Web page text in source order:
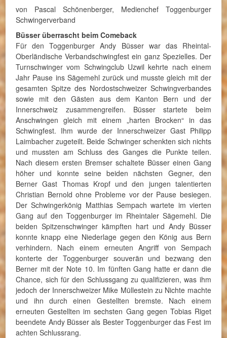
von Pascal Schönenberger, Medienchef Toggenburger
Schwingerverband
Büsser überrascht beim Comeback
Für den Toggenburger Andy Büsser war das Rheintal-
Oberländische Verbandschwingfest ein ganz Spezielles. Der
Turnschwinger vom Schwingclub Uzwil kehrte nach einem
Jahr Pause ins Sägemehl zurück und musste gleich mit der
gesamten Spitze des Nordostschweizer Schwingverbandes
sowie mit den Gästen aus dem Kanton Bern und der
Innerschweiz zusammengreifen. Büsser startete beim
Anschwingen gleich mit einem „harten Brocken“ in das
Schwingfest. Ihm wurde der Innerschweizer Gast Philipp
Laimbacher zugeteilt. Beide Schwinger schenkten sich nichts
und mussten am Schluss des Ganges die Punkte teilen.
Nach diesem ersten Bremser schaltete Büsser einen Gang
höher und konnte seine beiden nächsten Gegner, den
Berner Gast Thomas Kropf und den jungen talentierten
Christian Bernold ohne Probleme vor der Pause besiegen.
Der Schwingerkönig Matthias Sempach wartete im vierten
Gang auf den Toggenburger im Rheintaler Sägemehl. Die
beiden Spitzenschwinger kämpften hart und Andy Büsser
konnte knapp eine Niederlage gegen den König aus Bern
verhindern. Nach einem erneuten Angriff von Sempach
konterte der Toggenburger souverän und bezwang den
Berner mit der Note 10. Im fünften Gang hatte er dann die
Chance, sich für den Schlussgang zu qualifizieren, was ihm
jedoch der Innerschweizer Mike Müllestein zu Nichte machte
und ihn durch einen Gestellten bremste. Nach einem
erneuten Gestellten im sechsten Gang gegen Tobias Riget
beendete Andy Büsser als Bester Toggenburger das Fest im
achten Schlussrang.